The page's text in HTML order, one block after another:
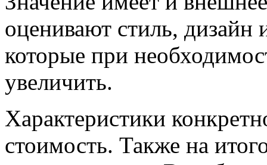
оценивают стиль, дизайн
которые при
увеличить.
Характеристики
стоимость. Также на